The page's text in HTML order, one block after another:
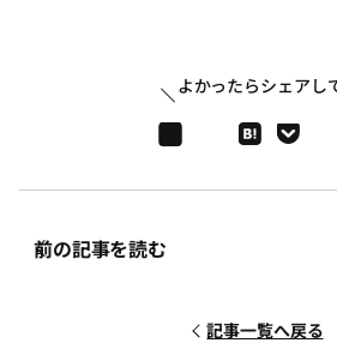
よかったらシェアし
前の記事を読む
記事一覧へ戻る